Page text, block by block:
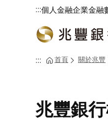
:::個人金融企業金融
::: 首頁 關於兆豐
兆豐銀